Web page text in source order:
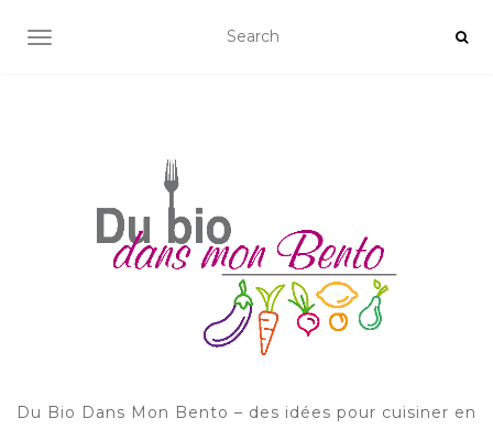
AFFICHER/MASQUER LA NAVIGATION
Du Bio Dans Mon Bento – des idées pour cuisiner en